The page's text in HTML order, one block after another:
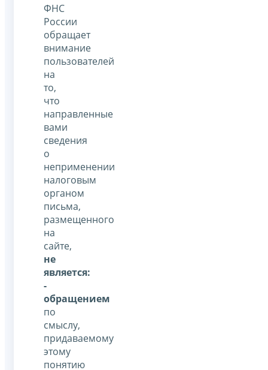
ФНС
России
обращает
внимание
пользователей
на
то,
что
направленные
вами
сведения
о
неприменении
налоговым
органом
письма,
размещенного
на
сайте,
не
является:
-
обращением
по
смыслу,
придаваемому
этому
понятию